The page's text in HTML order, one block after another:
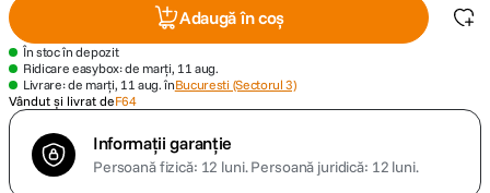
dji mic mini
9. dji osmo
insta 360
Adaugă în coș
În stoc în depozit
Ridicare easybox: de marți, 11 aug.
Livrare: de marți, 11 aug. înBucuresti (Sectorul 3)
Vândut și livrat deF64
Informații garanție
Persoană fizică: 12 luni.Persoană juridică: 12 luni.